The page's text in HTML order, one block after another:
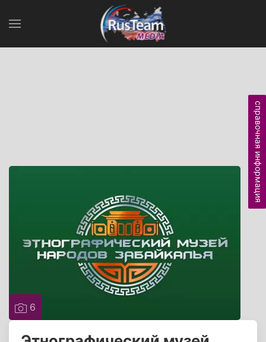
6
справочная информация